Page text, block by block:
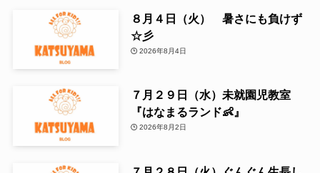
８月４日（火） 暑さにも負けず
☆彡
2026年8月4日
７月２９日（水）未就園児教室
『はなまるランド👶』
2026年8月2日